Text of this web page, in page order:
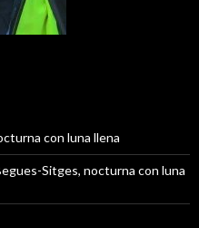
con luna llena
Sitges, nocturna con luna